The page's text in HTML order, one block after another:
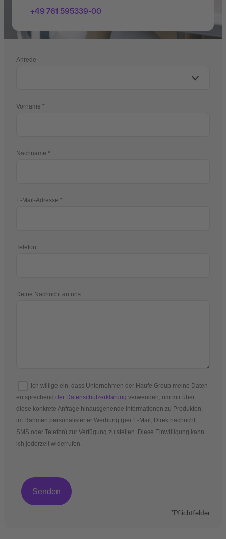
+49 761 595339-00
Anrede
Vorname
Nachname
E-Mail-Adresse
Telefon
Deine Nachricht an uns
Ich willige ein, dass Unternehmen der Haufe Group meine Daten
entsprechend der Datenschutzerklärung verwenden, um mir über
diese konkrete Anfrage hinausgehende Informationen zu Produkten,
im Rahmen personalisierter Werbung (per E-Mail, Direktnachricht,
SMS oder Telefon) zur Verfügung zu stellen. Diese Einwilligung kann
ich jederzeit widerrufen.
*Pflichtfelder